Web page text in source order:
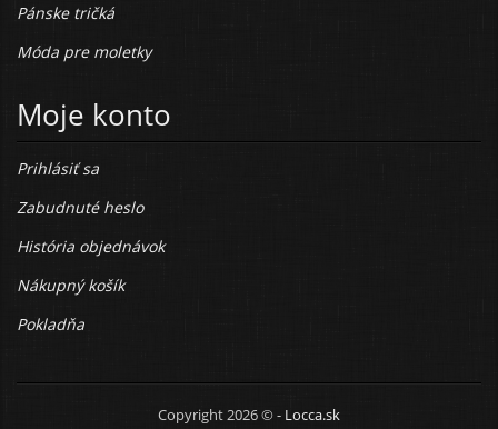
Pánske tričká
Móda pre moletky
Moje konto
Prihlásiť sa
Zabudnuté heslo
História objednávok
Nákupný košík
Pokladňa
Copyright 2026 © - Locca.sk